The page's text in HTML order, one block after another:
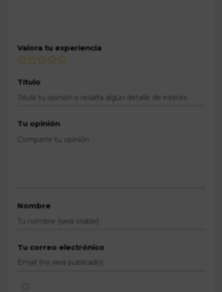
Valora tu experiencia
Título
Tu opinión
Nombre
Tu correo electrónico